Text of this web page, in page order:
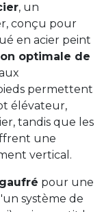
, un
conçu pour
en acier peint
optimale de
permettent
élévateur,
tandis que les
une
vertical.
pour une
système de